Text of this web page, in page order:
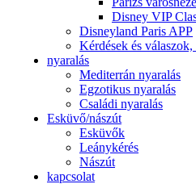
Disney VIP
Disneyland Paris APP
Kérdések és
nyaralás
Mediterrán nyaralás
Egzotikus nyaralás
Családi nyaralás
Esküvő/nászút
Esküvők
Leánykérés
Nászút
kapcsolat